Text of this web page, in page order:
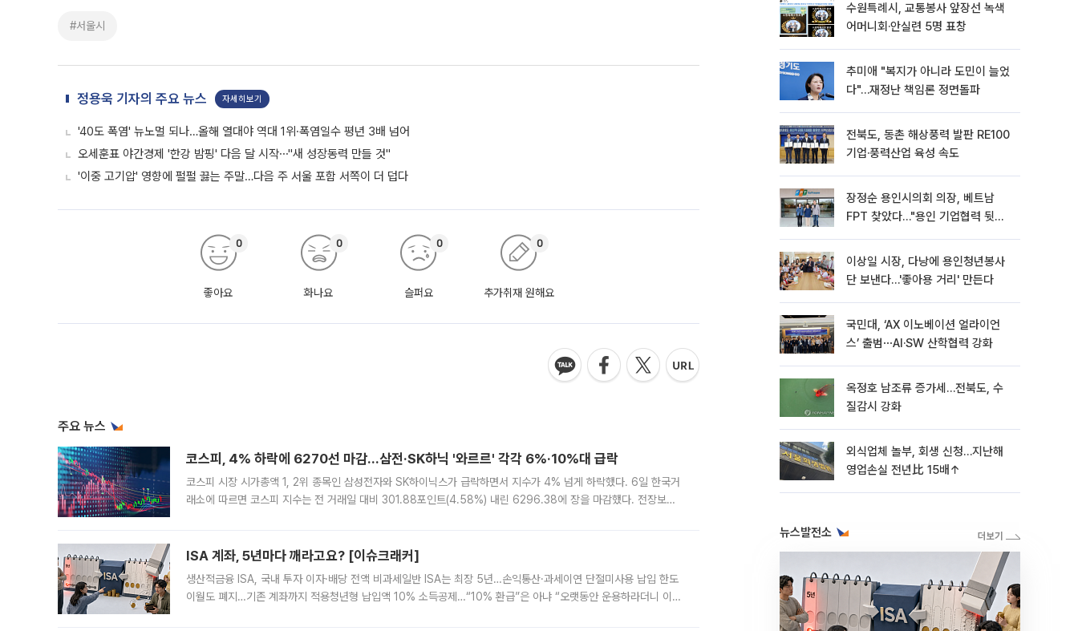
#서울시
정용욱 기자의 주요 뉴스 자세히보기
'40도 폭염' 뉴노멀 되나…올해 열대야 역대 1위·폭염일수 평년 3배 넘어
오세훈표 야간경제 '한강 밤핑' 다음 달 시작⋯"새 성장동력 만들 것"
'이중 고기압' 영향에 펄펄 끓는 주말…다음 주 서울 포함 서쪽이 더 덥다
좋아요
0
화나요
0
슬퍼요
0
추가취재 원해요
0
주요 뉴스
코스피, 4% 하락에 6270선 마감…삼전·SK하닉 '와르르' 각각 6%·10%대 급락
코스피 시장 시가총액 1, 2위 종목인 삼성전자와 SK하이닉스가 급락하면서 지수가 4% 넘게 하락했다. 6일 한국거
래소에 따르면 코스피 지수는 전 거래일 대비 301.88포인트(4.58%) 내린 6296.38에 장을 마감했다. 전장보다
ISA 계좌, 5년마다 깨라고요? [이슈크래커]
생산적금융 ISA, 국내 투자 이자·배당 전액 비과세일반 ISA는 최장 5년…손익통산·과세이연 단절미사용 납입 한도
이월도 폐지…기존 계좌까지 적용청년형 납입액 10% 소득공제…“10% 환급”은 아냐 “오랫동안 운용하라더니 이제
수원특례시, 교통봉사 앞장선 녹색
어머니회·안실련 5명 표창
추미애 "복지가 아니라 도민이 늘었
다"…재정난 책임론 정면돌파
전북도, 동촌 해상풍력 발판 RE100
기업·풍력산업 육성 속도
장정순 용인시의회 의장, 베트남
FPT 찾았다…"용인 기업협력 뒷받
이상일 시장, 다낭에 용인청년봉사
단 보낸다…'좋아용 거리' 만든다
국민대, ‘AX 이노베이션 얼라이언
스’ 출범⋯AI·SW 산학협력 강화
옥정호 남조류 증가세…전북도, 수
질감시 강화
외식업체 놀부, 회생 신청…지난해
영업손실 전년比 15배↑
뉴스발전소